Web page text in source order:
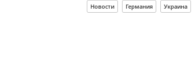
Новости Германия Украина